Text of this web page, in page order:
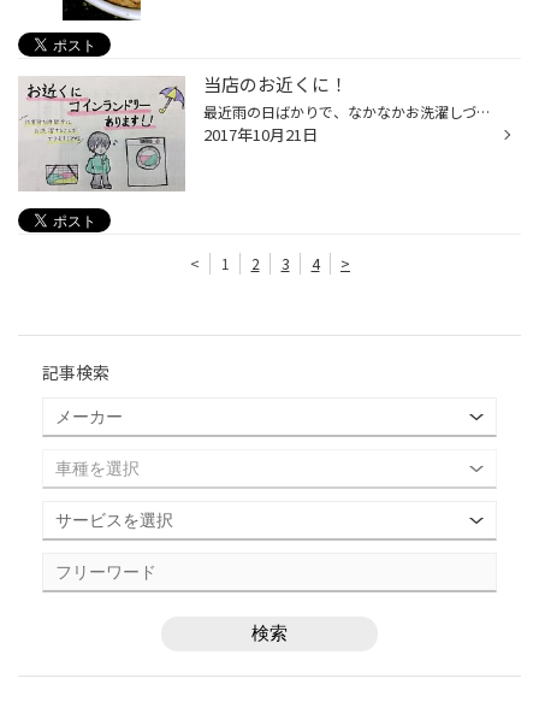
当店のお近くに！
最近雨の日ばかりで、なかなかお洗濯しづらいですよね(´･ω･`) 洗濯物が溜まってしまうなあ……とお悩みの方に、朗報(？)です(о´∀`о) 当店の近くに、なんとコインランドリーがあるのです(｀・ω・´) タイヤ交換作業や愛車のメンテナンス作業待ち時間の間に、溜まってしまった洗濯類をコインランドリーに...
2017年10月21日
< 1 2 3 4 >
記事検索